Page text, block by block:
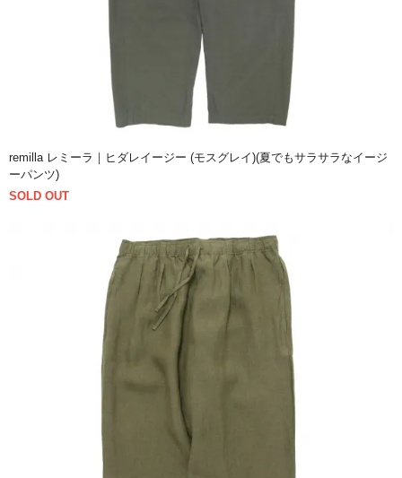
remilla レミーラ｜ヒダレイージー (モスグレイ)(夏でもサラサラなイージ
ーパンツ)
SOLD OUT